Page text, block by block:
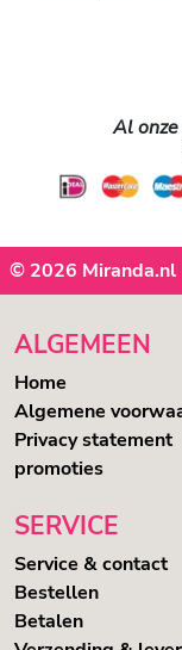
Al
© 2026 Miranda.nl
ALGEMEEN
Home
Algemene
Privacy statement
promoties
SERVICE
Service & contact
Bestellen
Betalen